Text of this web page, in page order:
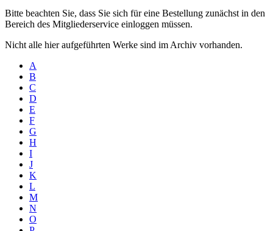
Bitte beachten Sie, dass Sie sich für eine Bestellung zunächst in den
Bereich des Mitgliederservice einloggen müssen.
Nicht alle hier aufgeführten Werke sind im Archiv vorhanden.
A
B
C
D
E
F
G
H
I
J
K
L
M
N
O